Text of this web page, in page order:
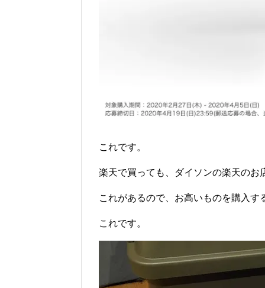
これです。
楽天で買っても、ダイソンの楽天の
これがあるので、お高いものを購入す
これです。